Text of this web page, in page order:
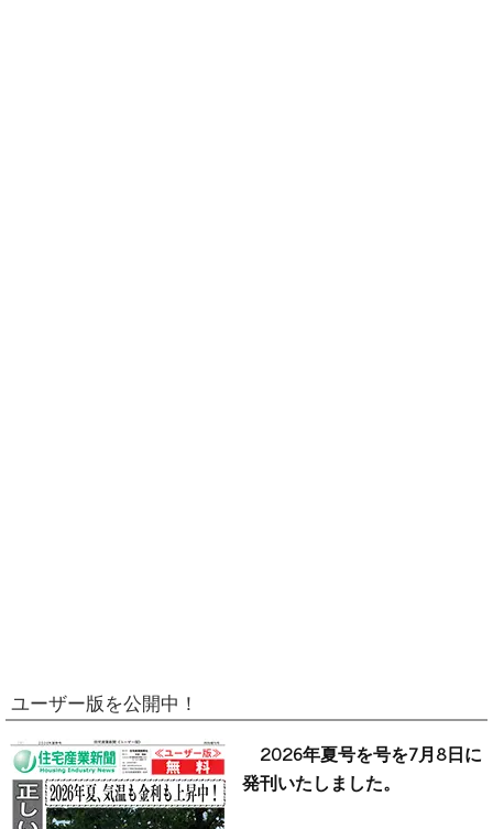
ユーザー版を公開中！
2026年夏号を号を7月8日に
発刊いたしました。